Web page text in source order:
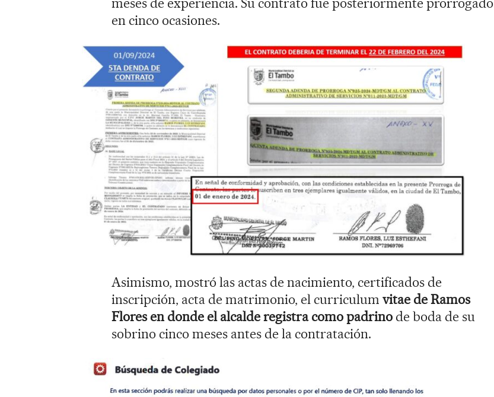
meses de experiencia. Su contrato fue posteriormente prorrogado
en cinco ocasiones.
Asimismo, mostró las actas de nacimiento, certificados de
inscripción, acta de matrimonio, el curriculum vitae de Ramos
Flores en donde el alcalde registra como padrino de boda de su
sobrino cinco meses antes de la contratación.